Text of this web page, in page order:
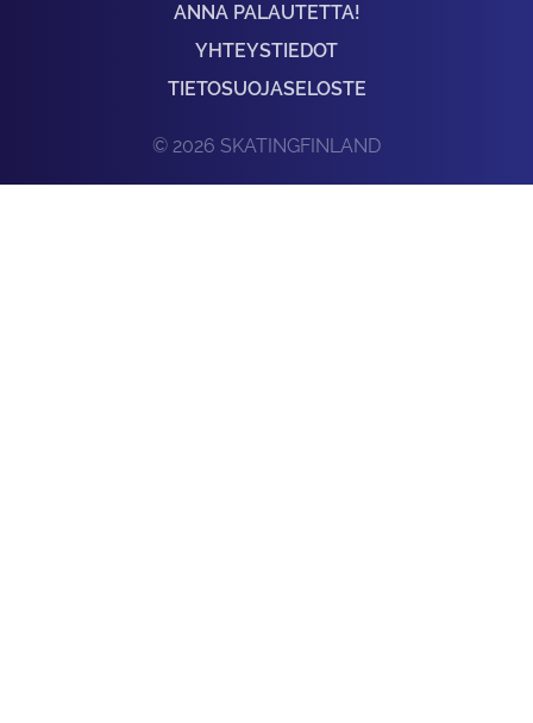
ANNA PALAUTETTA!
YHTEYSTIEDOT
TIETOSUOJASELOSTE
© 2026 SKATINGFINLAND